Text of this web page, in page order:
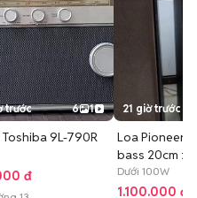
trước 6 1
9L-790R
đ
21 giờ trước
Loa Pioneer
bass 20cm
Dưới 100W
1.100.000 đ